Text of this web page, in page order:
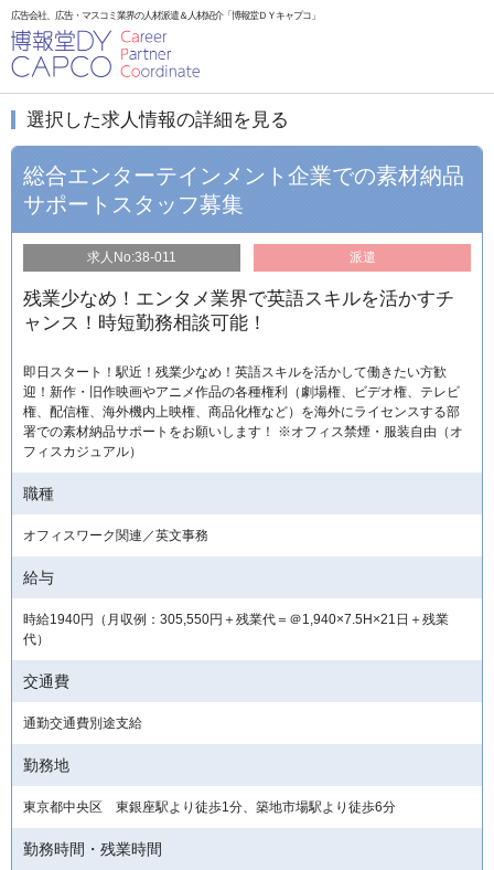
広告会社、広告・マスコミ業界の人材派遣＆人材紹介「博報堂ＤＹキャプコ」
選択した求人情報の詳細を見る
総合エンターテインメント企業での素材納品
サポートスタッフ募集
求人No:38-011 派遣
残業少なめ！エンタメ業界で英語スキルを活かすチ
ャンス！時短勤務相談可能！
即日スタート！駅近！残業少なめ！英語スキルを活かして働きたい方歓
迎！新作・旧作映画やアニメ作品の各種権利（劇場権、ビデオ権、テレビ
権、配信権、海外機内上映権、商品化権など）を海外にライセンスする部
署での素材納品サポートをお願いします！ ※オフィス禁煙・服装自由（オ
フィスカジュアル）
職種
オフィスワーク関連／英文事務
給与
時給1940円（月収例：305,550円＋残業代＝＠1,940×7.5H×21日＋残業
代）
交通費
通勤交通費別途支給
勤務地
東京都中央区 東銀座駅より徒歩1分、築地市場駅より徒歩6分
勤務時間・残業時間